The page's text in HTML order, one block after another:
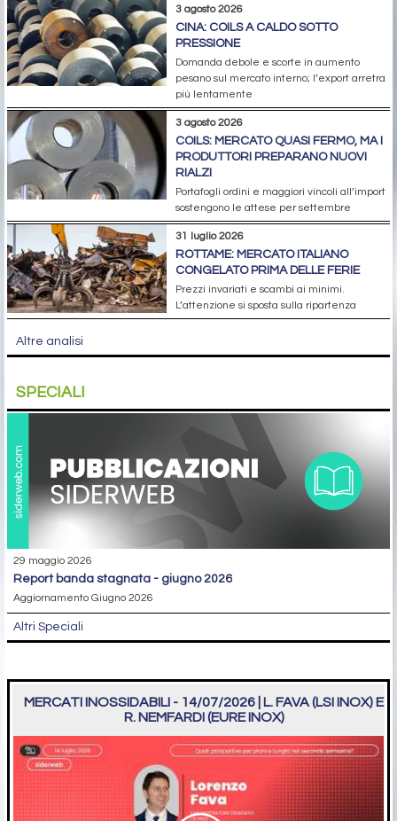
3 agosto 2026
CINA: COILS A CALDO SOTTO
PRESSIONE
Domanda debole e scorte in aumento
pesano sul mercato interno; l’export arretra
più lentamente
3 agosto 2026
COILS: MERCATO QUASI FERMO, MA I
PRODUTTORI PREPARANO NUOVI
RIALZI
Portafogli ordini e maggiori vincoli all’import
sostengono le attese per settembre
31 luglio 2026
ROTTAME: MERCATO ITALIANO
CONGELATO PRIMA DELLE FERIE
Prezzi invariati e scambi ai minimi.
L’attenzione si sposta sulla ripartenza
Altre analisi
SPECIALI
29 maggio 2026
report banda stagnata - giugno 2026
Aggiornamento Giugno 2026
Altri Speciali
MERCATI INOSSIDABILI - 14/07/2026 | L. FAVA (LSI INOX) E
R. NEMFARDI (EURE INOX)